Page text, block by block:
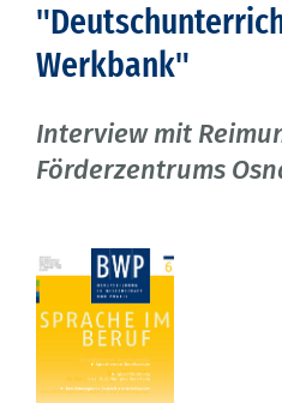
Werkbank"
Interview mit
Förderzentrums